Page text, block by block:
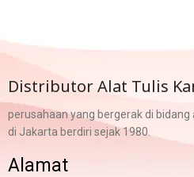
Distributor Alat Tulis
perusahaan yang bergerak di
di Jakarta berdiri sejak 1980.
Alamat